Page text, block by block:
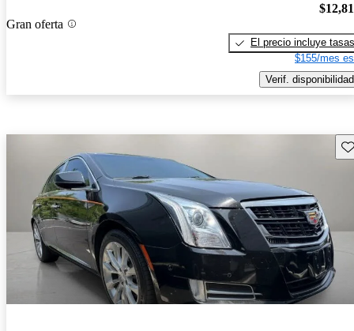
Gran oferta
El precio incluye tasas
$155/mes
Verif. disponibilidad